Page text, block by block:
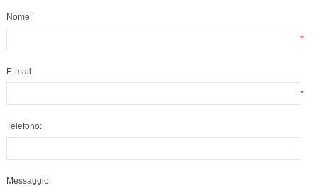
Nome:
*
E-mail:
*
Telefono:
Messaggio: